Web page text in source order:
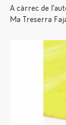
A càrrec de
Ma Treserra